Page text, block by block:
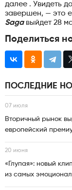
далее . Увидеть
завершен, — это
Saga выйдет 28
Поделиться
ПОСЛЕДНИЕ
07 июля
Вторичный рынок
европейский
20 июня
«Глупая»: новый
из самых